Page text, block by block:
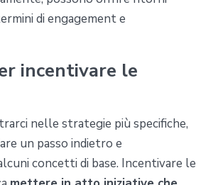
di engagement e
incentivare le
nelle strategie più specifiche,
un passo indietro e
concetti di base. Incentivare le